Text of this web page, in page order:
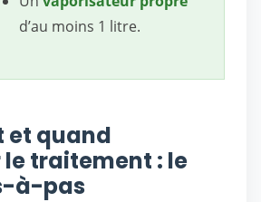
d’au moins 1 litre.
et quand
traitement : le
à-pas